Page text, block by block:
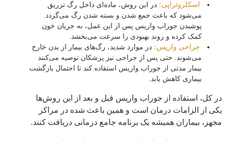
اسکلروتراپی: در این روش، ماده‌ای داخل رگ تزریق
می‌شود که باعث جمع شدن و بسته شدن رگ می‌گردد.
پوشیدن جوراب واریس پس از این عمل، به جریان خون
کمک کرده و روند بهبودی را سرعت می‌بخشد.
جراحی واریس: در موارد شدید، رگ‌های بیمار از بدن خارج
می‌شوند. حتی پس از جراحی نیز پزشکان توصیه می‌کنند
بیمار مدتی از جوراب واریس استفاده کند تا احتمال بازگشت
بیماری کاهش یابد.
در کل، استفاده از جوراب واریس قبل و بعد از این روش‌ها
یکی از الزامات درمان است و همین باعث شده در مراکز
مجهز، بیماران همیشه یک برنامه جامع درمانی دریافت کنند.